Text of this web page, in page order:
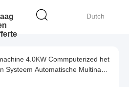
Dutch
4.0KW Commputerized het
Systeem Automatische Multinaald